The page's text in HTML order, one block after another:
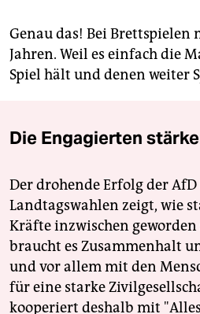
Genau das! Bei Brettspielen
Jahren. Weil es einfach die
Spiel hält und denen weiter
Die Engagierten
Der drohende Erfolg der
Landtagswahlen zeigt, wie
Kräfte inzwischen geworden
braucht es Zusammenhalt
und vor allem mit den
für eine starke
kooperiert deshalb mit